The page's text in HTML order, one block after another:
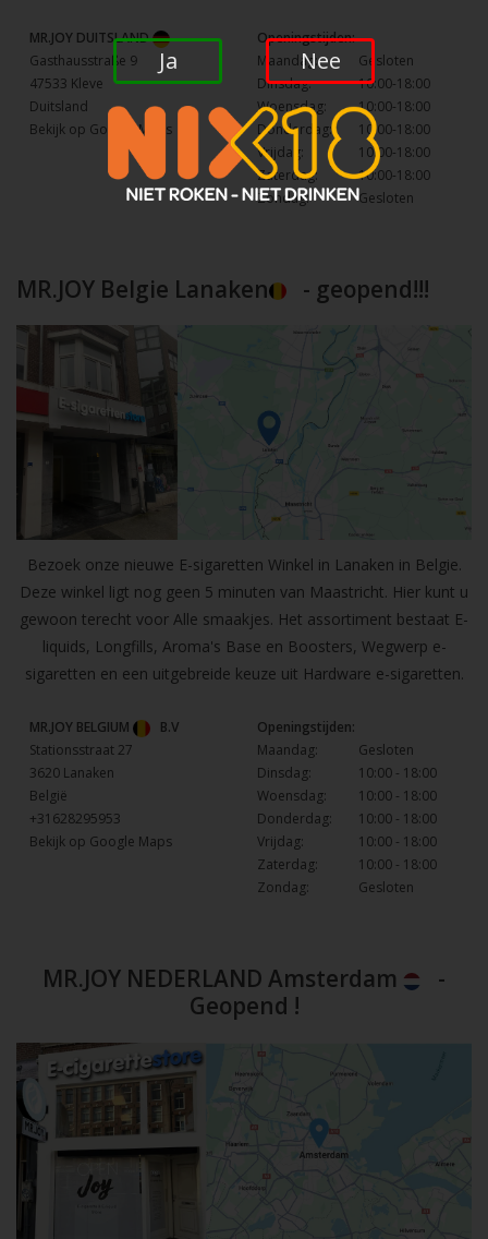
MR.JOY DUITSLAND
Gasthausstraße 9
47533 Kleve
Duitsland
Bekijk op Google Maps
Openingstijden:
Maandag:
Gesloten
Dinsdag:
10:00-18:00
Woensdag:
10:00-18:00
Donderdag:
10:00-18:00
Vrijdag:
10:00-18:00
Zaterdag:
10:00-18:00
Zondag:
Gesloten
MR.JOY Belgie Lanaken - geopend!!!
Bezoek onze nieuwe E-sigaretten Winkel in Lanaken in Belgie.
Deze winkel ligt nog geen 5 minuten van Maastricht. Hier kunt u
gewoon terecht voor Alle smaakjes. Het assortiment bestaat E-
liquids, Longfills, Aroma's Base en Boosters, Wegwerp e-
sigaretten en een uitgebreide keuze uit Hardware e-sigaretten.
MR.JOY BELGIUM
B.V
Stationsstraat 27
3620 Lanaken
België
+31628295953
Bekijk op Google Maps
Openingstijden:
Maandag:
Gesloten
Dinsdag:
10:00 - 18:00
Woensdag:
10:00 - 18:00
Donderdag:
10:00 - 18:00
Vrijdag:
10:00 - 18:00
Zaterdag:
10:00 - 18:00
Zondag:
Gesloten
MR.JOY NEDERLAND Amsterdam
-
Geopend !
Ja Nee